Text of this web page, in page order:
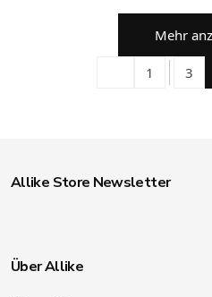
Mehr
1 3
Allike Store Newsletter
Über Allike